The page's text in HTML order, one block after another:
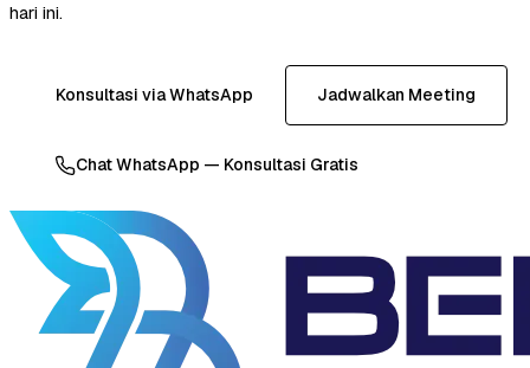
hari ini.
Konsultasi via WhatsApp Jadwalkan Meeting
Chat WhatsApp — Konsultasi Gratis